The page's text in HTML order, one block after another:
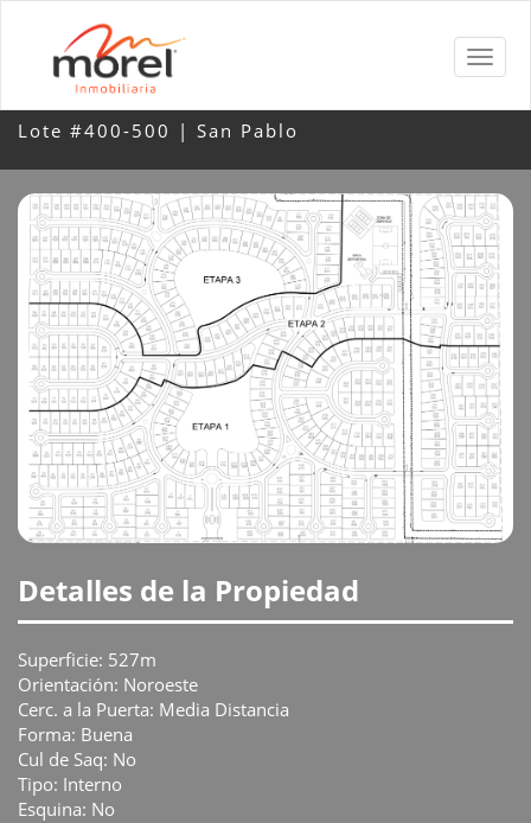
Lote #400-500 | San Pablo
Detalles de la Propiedad
Superficie: 527m
Orientación: Noroeste
Cerc. a la Puerta: Media Distancia
Forma: Buena
Cul de Saq: No
Tipo: Interno
Esquina: No